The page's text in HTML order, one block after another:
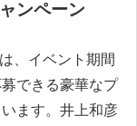
ンペーン
、イベント期間
できる豪華なプ
ます。井上和彦